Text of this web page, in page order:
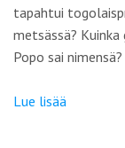
tapahtui
metsässä?
Popo sai
Lue lisää